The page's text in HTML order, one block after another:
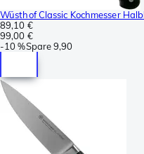
Wüsthof Classic Kochmesser
89,10 €
99,00 €
-10 %Spare9,90